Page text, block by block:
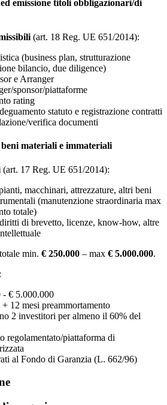
emissione titoli obbligazionari/di
(art. 18 Reg. UE 651/2014):
(business plan, strutturazione
bilancio, due diligence)
e Arranger
sponsor/piattaforme
rating
statuto e registrazione contratti
verifica documenti
materiali e immateriali
(art. 17 Reg. UE 651/2014):
macchinari, attrezzature, altri beni
(manutenzione straordinaria max
totale)
di brevetto, licenze, know-how, altre
min. € 250.000 – max € 5.000.000.
:
- € 5.000.000
12 mesi preammortamento
2 investitori per almeno il 60% del
regolamentato/piattaforma di
al Fondo di Garanzia (L. 662/96)